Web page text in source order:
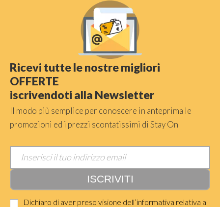
Ricevi tutte le nostre migliori
OFFERTE
iscrivendoti alla Newsletter
Il modo più semplice per conoscere in anteprima le
promozioni ed i prezzi scontatissimi di Stay On
Dichiaro di aver preso visione dell’informativa relativa al